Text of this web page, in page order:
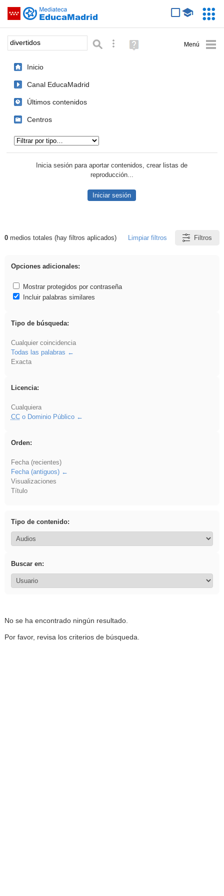
Saltar navegación
Palabra o frase: Búsqueda avanzada
Ayuda
(en
Inicio
Canal EducaMadrid
Últimos contenidos
Centros
Inicia sesión para aportar contenidos, crear listas de
reproducción...
Iniciar sesión
Resultados de: divertidos
0medios totales (hay filtros aplicados) Limpiar filtros Filtros
Opciones adicionales:
Mostrar protegidos por contraseña
Incluir palabras similares
Tipo de búsqueda:
Cualquier coincidencia
Todas las palabras
Exacta
Licencia:
Cualquiera
CCo Dominio Público
Orden:
Fecha (recientes)
Fecha (antiguos)
Visualizaciones
Título
Tipo de contenido:
Buscar en:
No se ha encontrado ningún resultado.
Por favor, revisa los criterios de búsqueda.